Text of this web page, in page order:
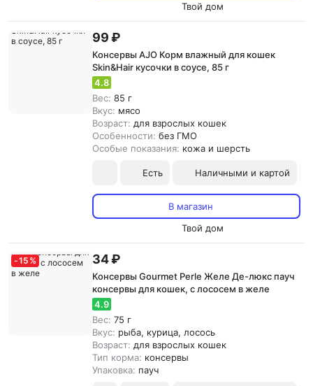
Твой дом
99 ₽
Консервы AJO Корм влажный для кошек
Skin&Hair кусочки в соусе, 85 г
4.8
Вес: 85 г
Вкус: мясо
Возраст: для взрослых кошек
Особенности: без ГМО
Особые показания: кожа и шерсть
Есть Наличными и картой
В магазин
Твой дом
-15 % 34 ₽
Консервы Gourmet Perle Желе Де-люкс пауч
консервы для кошек, с лососем в желе
4.9
Вес: 75 г
Вкус: рыба, курица, лосось
Возраст: для взрослых кошек
Тип корма: консервы
Упаковка: пауч